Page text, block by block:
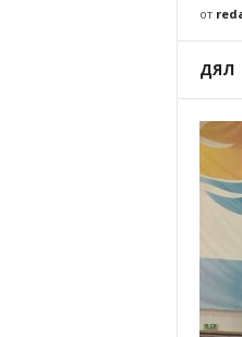
от
ДЯЛ